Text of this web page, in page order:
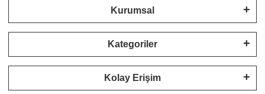
Kurumsal
Kategoriler
Kolay Erişim